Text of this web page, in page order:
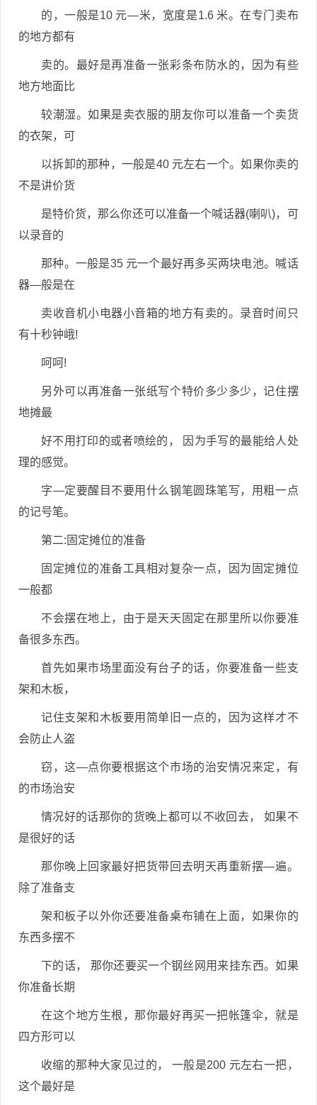
的，一般是10 元—米，宽度是1.6 米。在专门卖布
的地方都有
卖的。最好是再准备一张彩条布防水的，因为有些
地方地面比
较潮湿。如果是卖衣服的朋友你可以准备一个卖货
的衣架，可
以拆卸的那种，一般是40 元左右一个。如果你卖的
不是讲价货
是特价货，那么你还可以准备一个喊话器(喇叭)，可
以录音的
那种。一般是35 元一个最好再多买两块电池。喊话
器—般是在
卖收音机小电器小音箱的地方有卖的。录音时间只
有十秒钟峨!
呵呵!
另外可以再准备一张纸写个特价多少多少，记住摆
地摊最
好不用打印的或者喷绘的， 因为手写的最能给人处
理的感觉。
字—定要醒目不要用什么钢笔圆珠笔写，用粗一点
的记号笔。
第二:固定摊位的准备
固定摊位的准备工具相对复杂一点，因为固定摊位
一般都
不会摆在地上，由于是天天固定在那里所以你要准
备很多东西。
首先如果市场里面没有台子的话，你要准备一些支
架和木板，
记住支架和木板要用简单旧一点的，因为这样才不
会防止人盗
窃，这—点你要根据这个市场的治安情况来定，有
的市场治安
情况好的话那你的货晚上都可以不收回去， 如果不
是很好的话
那你晚上回家最好把货带回去明天再重新摆—遍。
除了准备支
架和板子以外你还要准备桌布铺在上面，如果你的
东西多摆不
下的话， 那你还要买一个钢丝网用来挂东西。如果
你准备长期
在这个地方生根，那你最好再买一把帐篷伞，就是
四方形可以
收缩的那种大家见过的， 一般是200 元左右一把，
这个最好是